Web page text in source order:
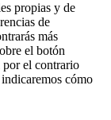
propias y de
de
más
el botón
por el contrario
cómo